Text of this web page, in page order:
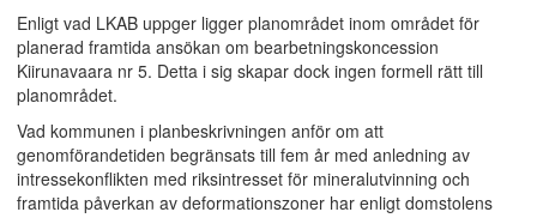
Enligt vad LKAB uppger ligger planområdet inom området för
planerad framtida ansökan om bearbetningskoncession
Kiirunavaara nr 5. Detta i sig skapar dock ingen formell rätt till
planområdet.
Vad kommunen i planbeskrivningen anför om att
genomförandetiden begränsats till fem år med anledning av
intressekonflikten med riksintresset för mineralutvinning och
framtida påverkan av deformationszoner har enligt domstolens